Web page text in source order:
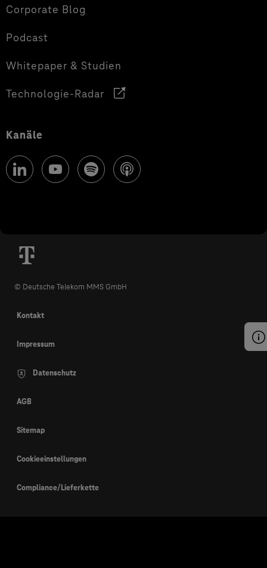
Corporate Blog
Podcast
Whitepaper & Studien
Technologie-Radar
Kanäle
© Deutsche Telekom MMS GmbH
Kontakt
Impressum
Datenschutz
AGB
Sitemap
Cookieeinstellungen
Compliance/Lieferkette